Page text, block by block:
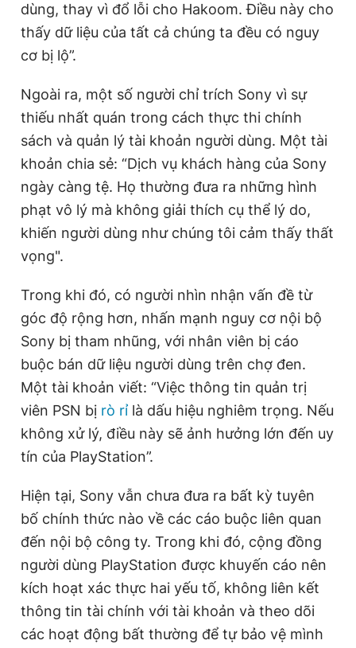
dùng, thay vì đổ lỗi cho Hakoom. Điều này cho
thấy dữ liệu của tất cả chúng ta đều có nguy
cơ bị lộ”.
Ngoài ra, một số người chỉ trích Sony vì sự
thiếu nhất quán trong cách thực thi chính
sách và quản lý tài khoản người dùng. Một tài
khoản chia sẻ: “Dịch vụ khách hàng của Sony
ngày càng tệ. Họ thường đưa ra những hình
phạt vô lý mà không giải thích cụ thể lý do,
khiến người dùng như chúng tôi cảm thấy thất
vọng".
Trong khi đó, có người nhìn nhận vấn đề từ
góc độ rộng hơn, nhấn mạnh nguy cơ nội bộ
Sony bị tham nhũng, với nhân viên bị cáo
buộc bán dữ liệu người dùng trên chợ đen.
Một tài khoản viết: “Việc thông tin quản trị
viên PSN bị rò rỉ là dấu hiệu nghiêm trọng. Nếu
không xử lý, điều này sẽ ảnh hưởng lớn đến uy
tín của PlayStation”.
Hiện tại, Sony vẫn chưa đưa ra bất kỳ tuyên
bố chính thức nào về các cáo buộc liên quan
đến nội bộ công ty. Trong khi đó, cộng đồng
người dùng PlayStation được khuyến cáo nên
kích hoạt xác thực hai yếu tố, không liên kết
thông tin tài chính với tài khoản và theo dõi
các hoạt động bất thường để tự bảo vệ mình